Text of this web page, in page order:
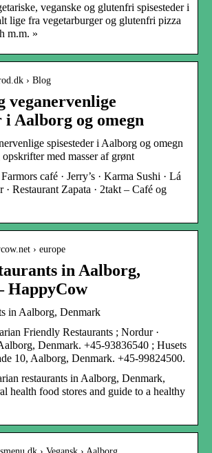
veganske og glutenfri spisesteder i
lige fra vegetarburger og glutenfri pizza
m.m. »
› Blog
veganervenlige
i Aalborg og omegn
spisesteder i Aalborg og omegn
med masser af grønt
café · Jerry’s · Karma Sushi · Lá
Restaurant Zapata · 2takt – Café og
› europe
in Aalborg,
HappyCow
in Aalborg, Denmark
Friendly Restaurants ; Nordur ·
Denmark. +45-93836540 ; Husets
10, Aalborg, Denmark. +45-99824500.
restaurants in Aalborg, Denmark,
health food stores and guide to a healthy